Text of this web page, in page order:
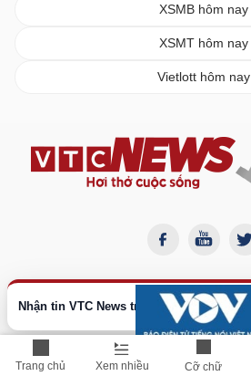
Trang chủ Xem nhiều Cỡ chữ
Nhận tin VTC News trên Google
XSMB hôm nay
XSMT hôm nay
Vietlott hôm nay
BÁO ĐIỆN TỬ VTC NEWS